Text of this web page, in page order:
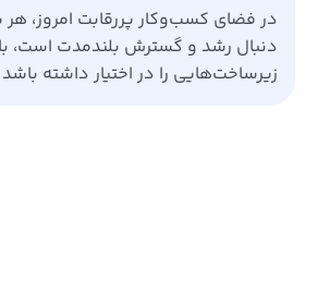
در فضای کسب‌وکار پررقابت امروز، هر
دنبال رشد و گسترش بلندمدت است،
زیرساخت‌هایی را در اختیار داشته